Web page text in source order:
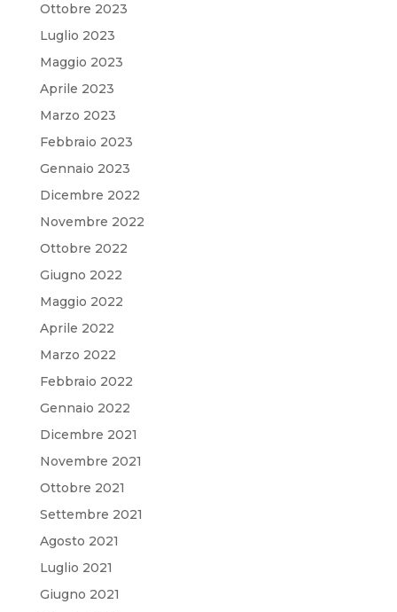
Ottobre 2023
Luglio 2023
Maggio 2023
Aprile 2023
Marzo 2023
Febbraio 2023
Gennaio 2023
Dicembre 2022
Novembre 2022
Ottobre 2022
Giugno 2022
Maggio 2022
Aprile 2022
Marzo 2022
Febbraio 2022
Gennaio 2022
Dicembre 2021
Novembre 2021
Ottobre 2021
Settembre 2021
Agosto 2021
Luglio 2021
Giugno 2021